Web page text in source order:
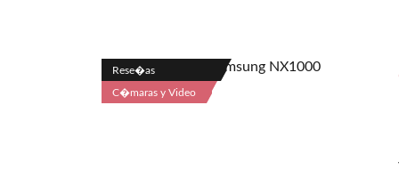
Rese�as
C�maras y Video